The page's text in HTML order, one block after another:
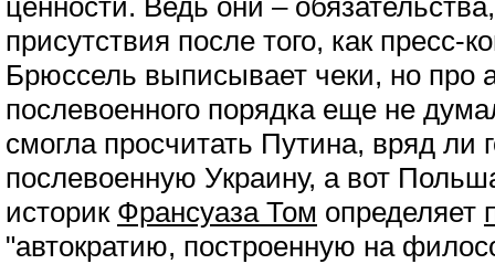
ценности. Ведь они –
присутствия после того, как пресс-
Брюссель выписывает чеки, но про
послевоенного порядка еще не
смогла просчитать Путина, вряд ли
послевоенную Украину, а вот
историк Франсуаза Том определяет
"автократию, построенную на